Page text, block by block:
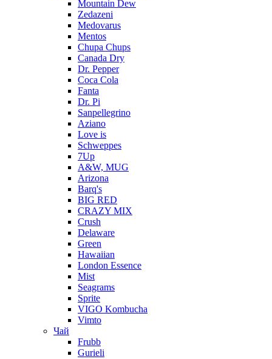
Mountain Dew
Zedazeni
Medovarus
Mentos
Chupa Chups
Canada Dry
Dr. Pepper
Coca Cola
Fanta
Dr. Pi
Sanpellegrino
Aziano
Love is
Schweppes
7Up
A&W, MUG
Arizona
Barq's
BIG RED
CRAZY MIX
Crush
Delaware
Green
Hawaiian
London Essence
Mist
Seagrams
Sprite
VIGO Kombucha
Vimto
Чай
Frubb
Gurieli